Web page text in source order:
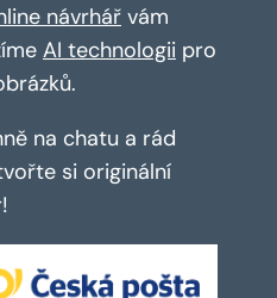
návrhář vám
AI technologii pro
na chatu a rád
si originální